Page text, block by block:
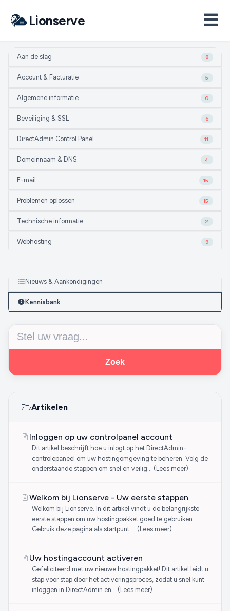
Lionserve
Aan de slag 8
Account & Facturatie 5
Algemene informatie 0
Beveiliging & SSL 6
DirectAdmin Control Panel 11
Domeinnaam & DNS 4
E-mail 15
Problemen oplossen 15
Technische informatie 2
Webhosting 9
Nieuws & Aankondigingen
Kennisbank
Zoek
Artikelen
Inloggen op uw controlpanel account
Dit artikel beschrijft hoe u inlogt op het DirectAdmin-
controlepaneel om uw hostingomgeving te beheren. Volg de
onderstaande stappen om snel en veilig… (Lees meer)
Welkom bij Lionserve - Uw eerste stappen
Welkom bij Lionserve. In dit artikel vindt u de belangrijkste
eerste stappen om uw hostingpakket goed te gebruiken.
Gebruik deze pagina als startpunt … (Lees meer)
Uw hostingaccount activeren
Gefeliciteerd met uw nieuwe hostingpakket! Dit artikel leidt u
stap voor stap door het activeringsproces, zodat u snel kunt
inloggen in DirectAdmin en… (Lees meer)